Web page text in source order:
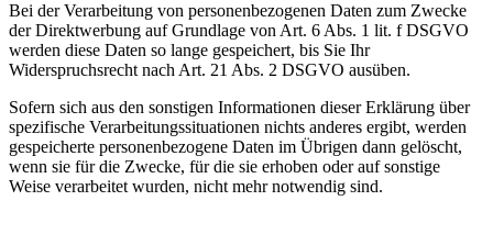
Bei der Verarbeitung von personenbezogenen Daten zum Zwecke
der Direktwerbung auf Grundlage von Art. 6 Abs. 1 lit. f DSGVO
werden diese Daten so lange gespeichert, bis Sie Ihr
Widerspruchsrecht nach Art. 21 Abs. 2 DSGVO ausüben.
Sofern sich aus den sonstigen Informationen dieser Erklärung über
spezifische Verarbeitungssituationen nichts anderes ergibt, werden
gespeicherte personenbezogene Daten im Übrigen dann gelöscht,
wenn sie für die Zwecke, für die sie erhoben oder auf sonstige
Weise verarbeitet wurden, nicht mehr notwendig sind.